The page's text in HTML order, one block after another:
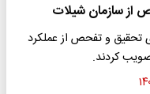
سازمان شیلات
تحقیق و تفحص از عملکرد
کردند.